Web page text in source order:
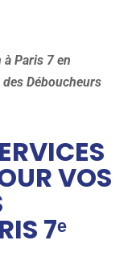
Paris 7 en
Déboucheurs
VOS
7ᵉ